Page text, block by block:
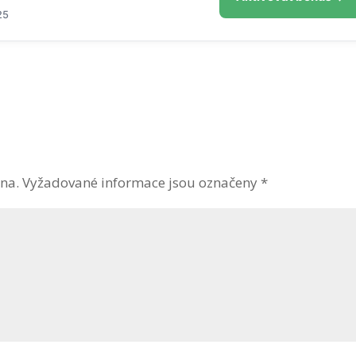
Vyžadované informace jsou označeny *